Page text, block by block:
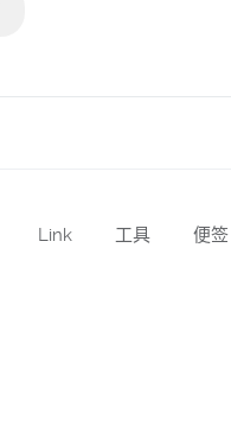
Link 工具 便签